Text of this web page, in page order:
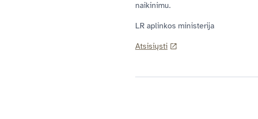
naikinimu.
LR aplinkos ministerija
Atsisiųsti